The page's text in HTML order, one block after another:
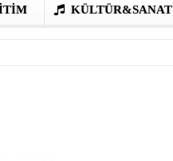
KÜLTÜR&SANAT